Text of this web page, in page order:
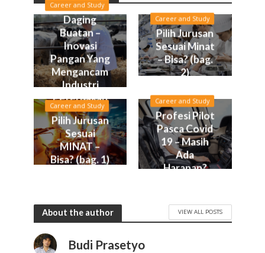
Career and Study
Daging
Buatan –
Inovasi
Pangan Yang
Mengancam
Industri
Peternakan
Career and Study
Pilih Jurusan
Sesuai Minat
– Bisa? (bag.
2)
Career and Study
Pilih Jurusan
Sesuai
MINAT –
Bisa? (bag. 1)
Career and Study
Profesi Pilot
Pasca Covid
19 – Masih
Ada
Harapan?
About the author VIEW ALL POSTS
Budi Prasetyo